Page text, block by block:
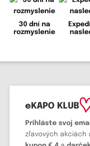
30 dní na
rozmyslenie
eKAPO KLUB
Prihláste svoj
zľavových akciách